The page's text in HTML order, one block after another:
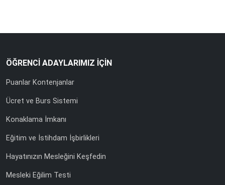
ÖĞRENCİ ADAYLARIMIZ İÇİN
Puanlar Kontenjanlar
Ücret ve Burs Sistemi
Konaklama İmkanı
Eğitim ve İstihdam İşbirlikleri
Hayatınızın Mesleğini Keşfedin
Mesleki Eğilim Testi